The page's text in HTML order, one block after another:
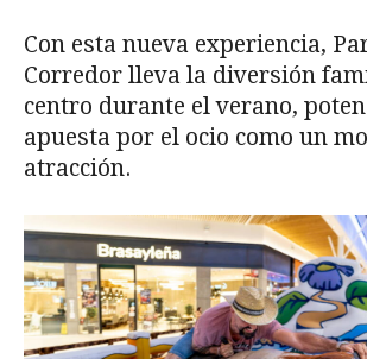
Con esta nueva experiencia,
Corredor lleva la diversión
centro durante el verano,
apuesta por el ocio como un
atracción.